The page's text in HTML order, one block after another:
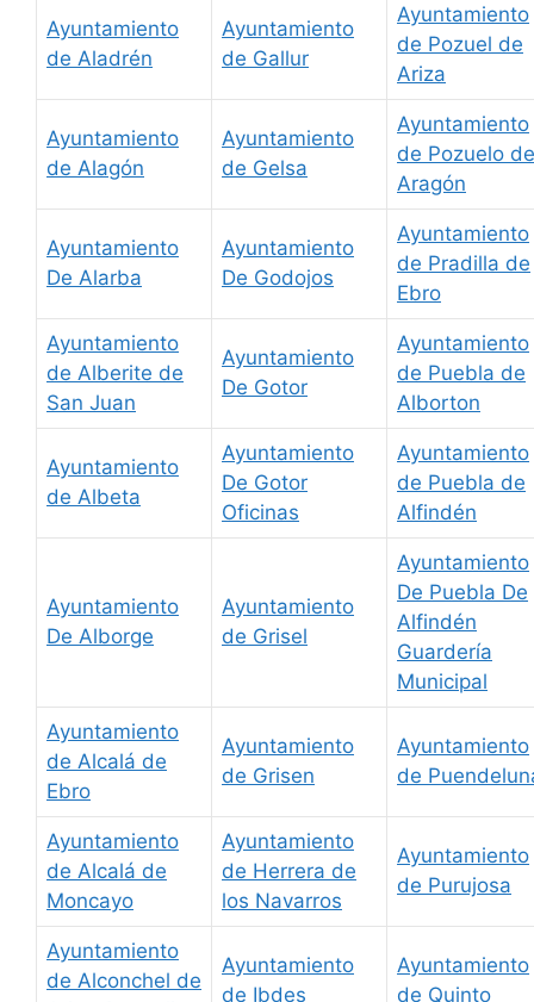
Ayuntamiento
de Aladrén
Ayuntamiento
de Gallur
Ayuntamiento
de Pozuel de
Ariza
Ayuntamiento
de Alagón
Ayuntamiento
de Gelsa
Ayuntamiento
de Pozuelo de
Aragón
Ayuntamiento
De Alarba
Ayuntamiento
De Godojos
Ayuntamiento
de Pradilla de
Ebro
Ayuntamiento
de Alberite de
San Juan
Ayuntamiento
De Gotor
Ayuntamiento
de Puebla de
Alborton
Ayuntamiento
de Albeta
Ayuntamiento
De Gotor
Oficinas
Ayuntamiento
de Puebla de
Alfindén
Ayuntamiento
De Alborge
Ayuntamiento
de Grisel
Ayuntamiento
De Puebla De
Alfindén
Guardería
Municipal
Ayuntamiento
de Alcalá de
Ebro
Ayuntamiento
de Grisen
Ayuntamiento
de
Ayuntamiento
de Alcalá de
Moncayo
Ayuntamiento
de Herrera de
los Navarros
Ayuntamiento
de Purujosa
Ayuntamiento
de Alconchel de
Ayuntamiento
de Ibdes
Ayuntamiento
de Quinto